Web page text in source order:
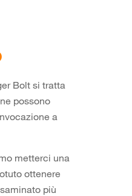
Bolt si tratta
possono
a
metterci una
ottenere
più